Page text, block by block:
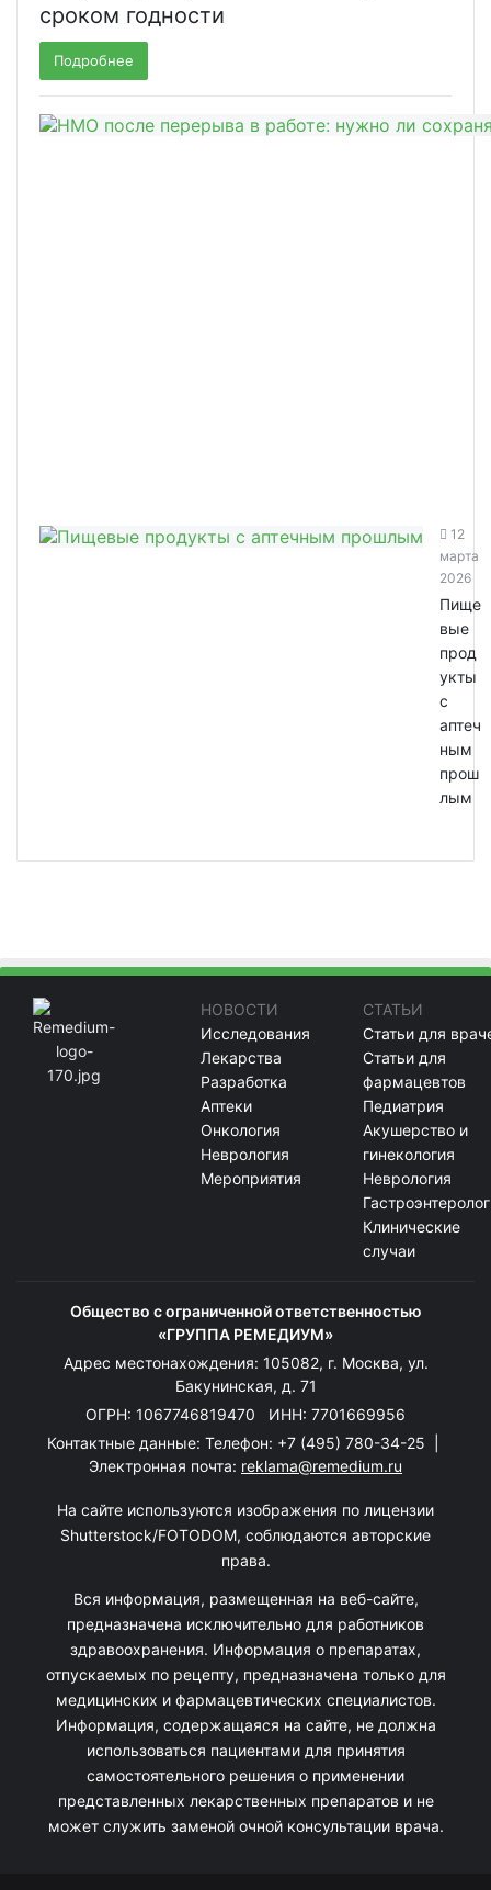
сроком годности
Подробнее
12
марта
2026
Пище
вые
прод
укты
с
аптеч
ным
прош
лым
НОВОСТИ
Исследования
Лекарства
Разработка
Аптеки
Онкология
Неврология
Мероприятия
СТАТЬИ
Статьи для
Статьи для
фармацевтов
Педиатрия
Акушерство и
гинекология
Неврология
Клинические
случаи
Общество с ограниченной ответственностью
«ГРУППА РЕМЕДИУМ»
Адрес местонахождения: 105082, г. Москва, ул.
Бакунинская, д. 71
ОГРН: 1067746819470 ИНН: 7701669956
Контактные данные: Телефон: +7 (495) 780-34-25
Электронная почта: reklama@remedium.ru
На сайте используются изображения по лицензии
Shutterstock/FOTODOM, соблюдаются авторские
права.
Вся информация, размещенная на веб-сайте,
предназначена исключительно для работников
здравоохранения. Информация о препаратах,
отпускаемых по рецепту, предназначена только для
медицинских и фармацевтических специалистов.
Информация, содержащаяся на сайте, не должна
использоваться пациентами для принятия
самостоятельного решения о применении
представленных лекарственных препаратов и не
может служить заменой очной консультации врача.